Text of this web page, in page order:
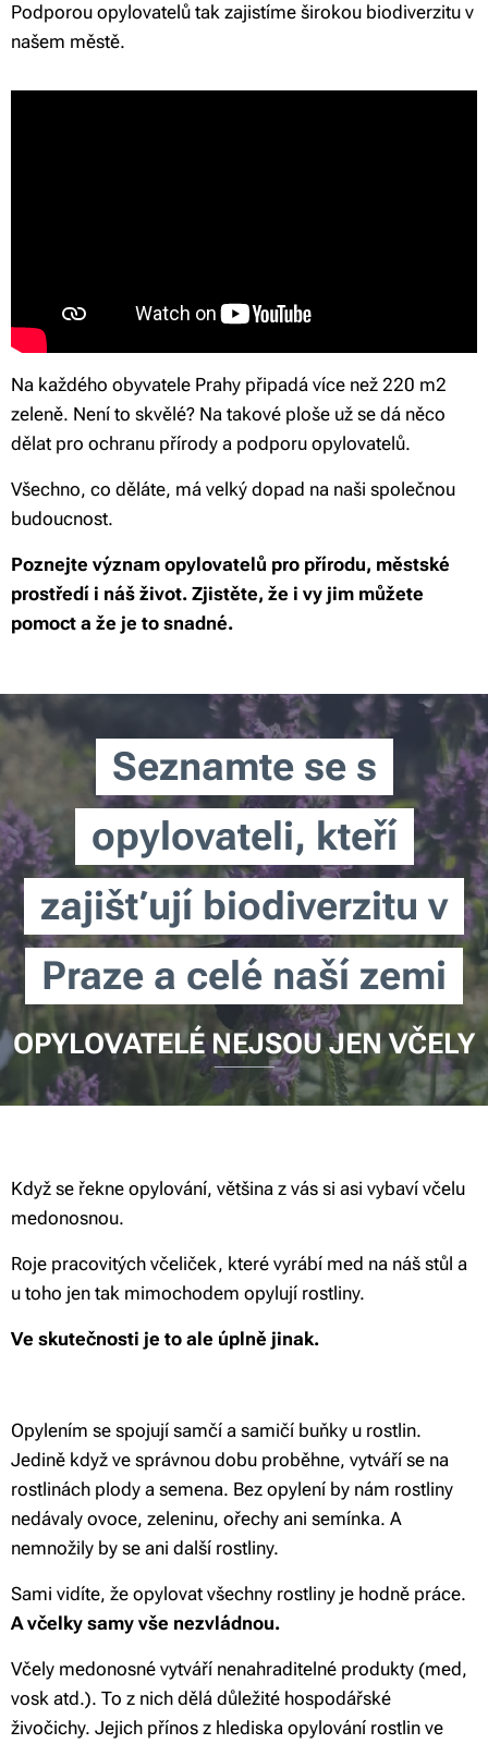
Podporou opylovatelů tak zajistíme širokou biodiverzitu v
našem městě.
Na každého obyvatele Prahy připadá více než 220 m2
zeleně. Není to skvělé? Na takové ploše už se dá něco
dělat pro ochranu přírody a podporu opylovatelů.
Všechno, co děláte, má velký dopad na naši společnou
budoucnost.
Poznejte význam opylovatelů pro přírodu, městské
prostředí i náš život. Zjistěte, že i vy jim můžete
pomoct a že je to snadné.
Seznamte se s
opylovateli, kteří
zajišťují biodiverzitu v
Praze a celé naší zemi
OPYLOVATELÉ NEJSOU JEN VČELY
Když se řekne opylování, většina z vás si asi vybaví včelu
medonosnou.
Roje pracovitých včeliček, které vyrábí med na náš stůl a
u toho jen tak mimochodem opylují rostliny.
Ve skutečnosti je to ale úplně jinak.
Opylením se spojují samčí a samičí buňky u rostlin.
Jedině když ve správnou dobu proběhne, vytváří se na
rostlinách plody a semena. Bez opylení by nám rostliny
nedávaly ovoce, zeleninu, ořechy ani semínka. A
nemnožily by se ani další rostliny.
Sami vidíte, že opylovat všechny rostliny je hodně práce.
A včelky samy vše nezvládnou.
Včely medonosné vytváří nenahraditelné produkty (med,
vosk atd.). To z nich dělá důležité hospodářské
živočichy. Jejich přínos z hlediska opylování rostlin ve